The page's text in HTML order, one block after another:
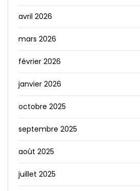
avril 2026
mars 2026
février 2026
janvier 2026
octobre 2025
septembre 2025
août 2025
juillet 2025